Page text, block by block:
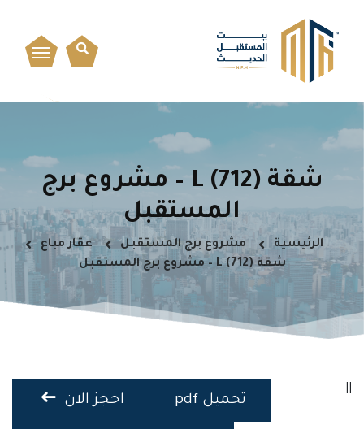
شقة L (712) – مشروع برج
المستقبل
الرئيسية مشروع برج المستقبل
عقار مباع
شقة L (712) – مشروع برج المستقبل
احجز الان تحميل pdf